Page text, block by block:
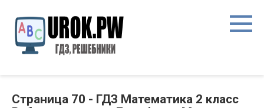
Страница 70 - ГДЗ Математика 2 класс